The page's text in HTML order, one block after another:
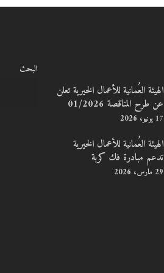
البحث
الهيئة العُمانية للأعمال الخيرية تعلن
عن طرح المناقصة 01/2026
17 يونيو، 2026
الهيئة العُمانية للأعمال الخيرية
تدعم مبادرة فك كربة
29 مارس، 2026